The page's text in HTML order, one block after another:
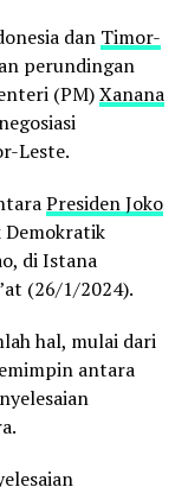
dan Timor-
perundingan
(PM)Xanana
Leste.
Presiden Joko
Demokratik
di Istana
(26/1/2024).
hal, mulai dari
antara